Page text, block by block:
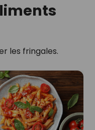
les fringales.